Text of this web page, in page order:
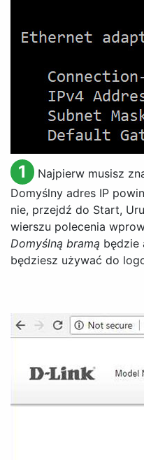
1
Najpierw musisz
Domyślny adres IP
nie, przejdź do Start,
wierszu polecenia
Domyślną bramą będzie
będziesz używać do